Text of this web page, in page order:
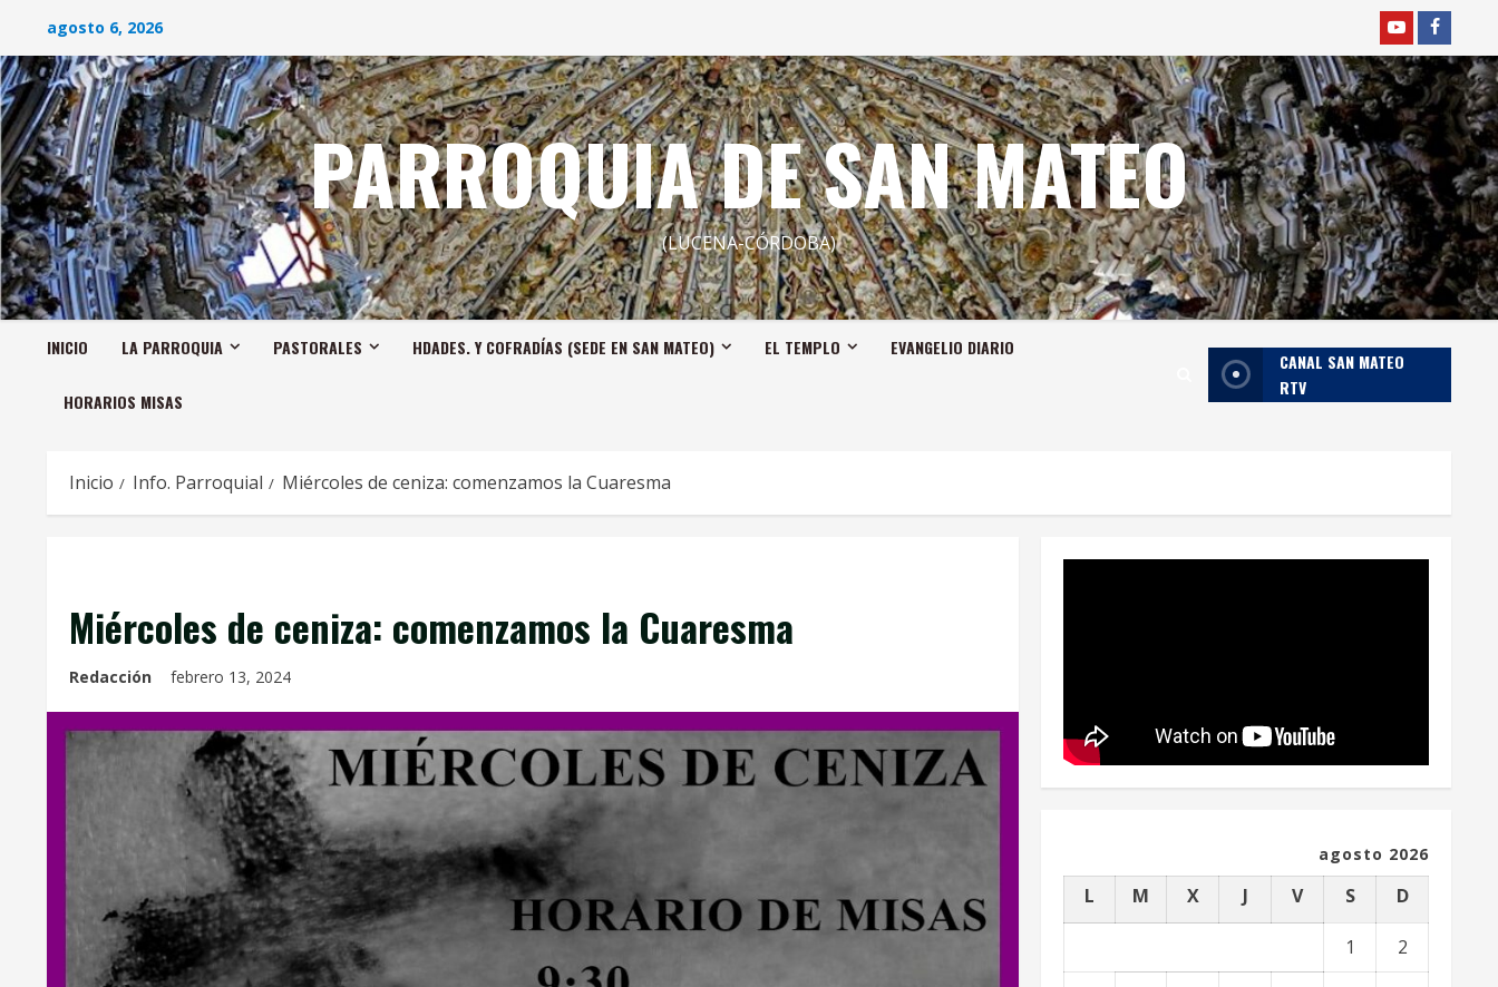
contenido
agosto 6, 2026 YOUTUBE
PARROQUIA DE SAN MATEO
(LUCENA-CÓRDOBA)
INICIO LA PARROQUIA PASTORALES HDADES. Y COFRADÍAS (SEDE EN SAN MATEO) EL TEMPLO EVANGELIO DIARIO
HORARIOS MISAS
CANAL SAN MATEO
RTV
Inicio Info. Parroquial Miércoles de ceniza: comenzamos la Cuaresma
Miércoles de ceniza: comenzamos la Cuaresma
Redacción febrero 13, 2024
agosto 2026
L M X J V S D
1
2